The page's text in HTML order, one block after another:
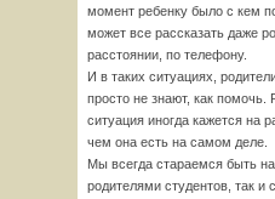
момент ребенку было с кем
может все рассказать даже
расстоянии, по телефону.
И в таких ситуациях,
просто не знают, как помочь.
ситуация иногда кажется на
чем она есть на самом деле.
Мы всегда стараемся быть на
родителями студентов, так и